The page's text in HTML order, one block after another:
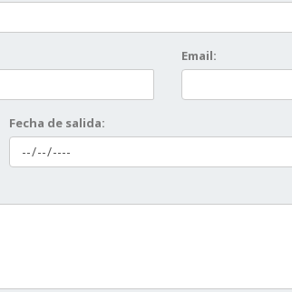
Email:
Fecha de salida: